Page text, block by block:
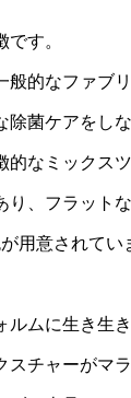
す。
的なファブ
菌ケアをし
なミックスツ
、フラット
用意されてい
ムに生き生
チャーがマ